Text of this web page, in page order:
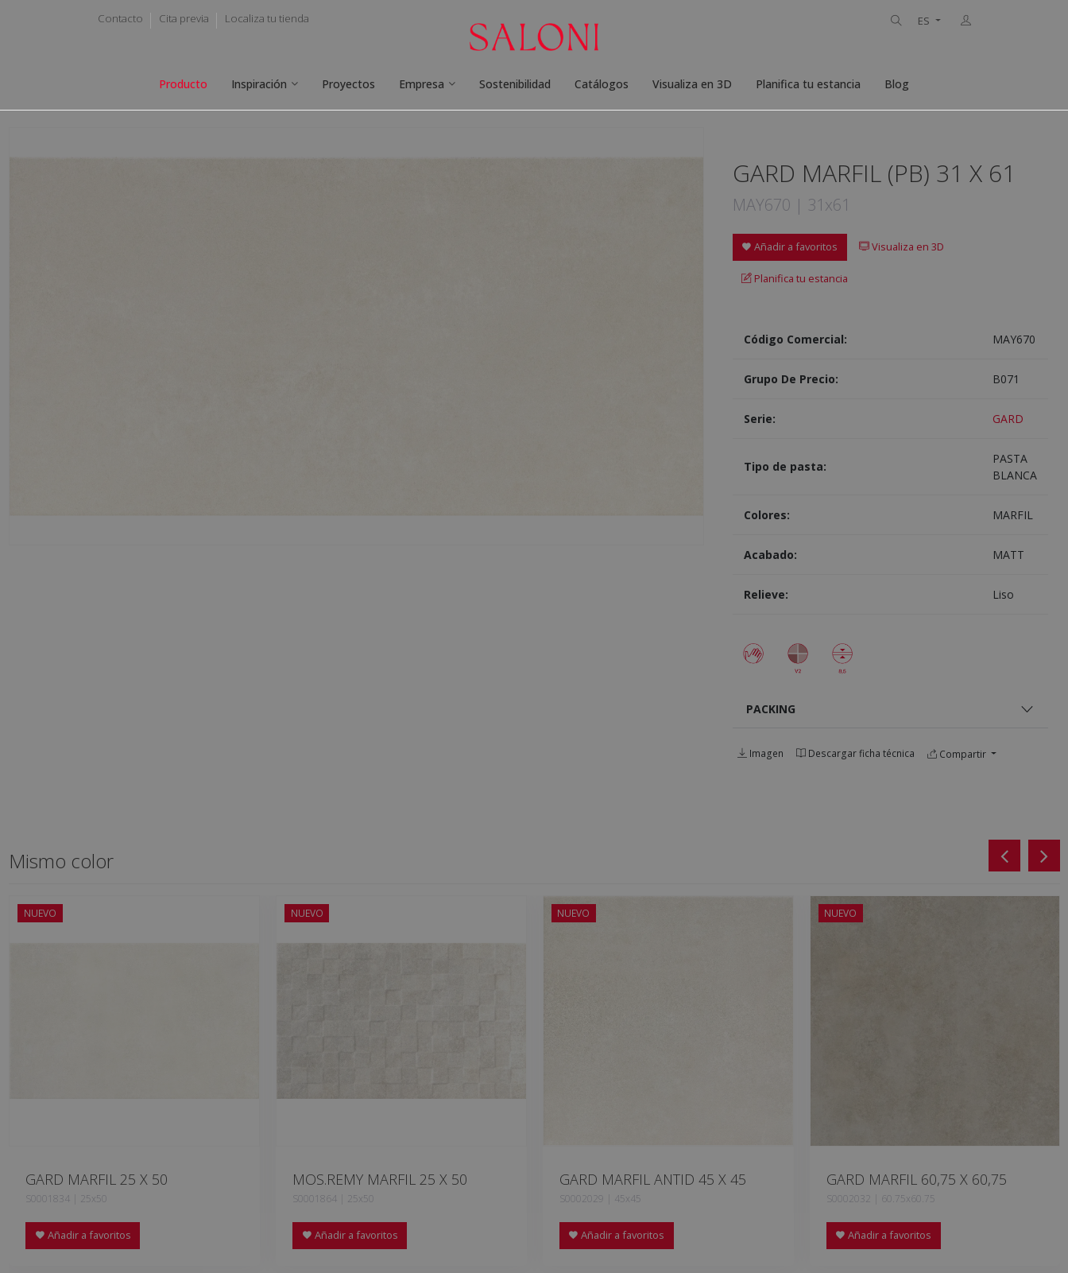
Contacto Cita previa Localiza tu tienda ES
Producto Inspiración Proyectos Empresa Sostenibilidad Catálogos Visualiza en 3D Planifica tu estancia Blog
GARD MARFIL (PB) 31 X 61
MAY670 | 31x61
Añadir a favoritos Visualiza en 3D
Planifica tu estancia
Código Comercial: MAY670
Grupo De Precio: B071
Serie: GARD
Tipo de pasta:
PASTA
BLANCA
Colores: MARFIL
Acabado: MATT
Relieve: Liso
PACKING
Imagen Descargar ficha técnica Compartir
Mismo color
NUEVO
GARD MARFIL 25 X 50
S0001834 | 25x50
Añadir a favoritos
NUEVO
MOS.REMY MARFIL 25 X 50
S0001864 | 25x50
Añadir a favoritos
NUEVO
GARD MARFIL ANTID 45 X 45
S0002029 | 45x45
Añadir a favoritos
NUEVO
GARD MARFIL 60,75 X 60,75
S0002032 | 60.75x60.75
Añadir a favoritos